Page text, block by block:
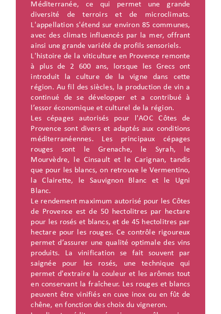
Méditerranée, ce qui permet une grande
diversité de terroirs et de microclimats.
L'appellation s'étend sur environ 85 communes,
avec des climats influencés par la mer, offrant
ainsi une grande variété de profils sensoriels.
L'histoire de la viticulture en Provence remonte
à plus de 2 600 ans, lorsque les Grecs ont
introduit la culture de la vigne dans cette
région. Au fil des siècles, la production de vin a
continué de se développer et a contribué à
l’essor économique et culturel de la région.
Les cépages autorisés pour l'AOC Côtes de
Provence sont divers et adaptés aux conditions
méditerranéennes. Les principaux cépages
rouges sont le Grenache, le Syrah, le
Mourvèdre, le Cinsault et le Carignan, tandis
que pour les blancs, on retrouve le Vermentino,
la Clairette, le Sauvignon Blanc et le Ugni
Blanc.
Le rendement maximum autorisé pour les Côtes
de Provence est de 50 hectolitres par hectare
pour les rosés et blancs, et de 45 hectolitres par
hectare pour les rouges. Ce contrôle rigoureux
permet d’assurer une qualité optimale des vins
produits. La vinification se fait souvent par
saignée pour les rosés, une technique qui
permet d'extraire la couleur et les arômes tout
en conservant la fraîcheur. Les rouges et blancs
peuvent être vinifiés en cuve inox ou en fût de
chêne, en fonction des choix du vigneron.